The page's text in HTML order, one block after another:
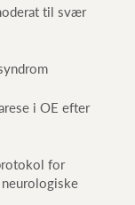
til svær
i OE efter
for